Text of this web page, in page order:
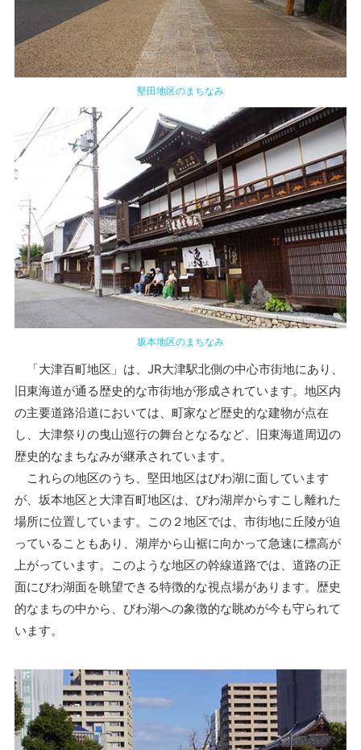
堅田地区のまちなみ
坂本地区のまちなみ
「大津百町地区」は、JR大津駅北側の中心市街地にあり、
旧東海道が通る歴史的な市街地が形成されています。地区内
の主要道路沿道においては、町家など歴史的な建物が点在
し、大津祭りの曳山巡行の舞台となるなど、旧東海道周辺の
歴史的なまちなみが継承されています。
これらの地区のうち、堅田地区はびわ湖に面しています
が、坂本地区と大津百町地区は、びわ湖岸からすこし離れた
場所に位置しています。この２地区では、市街地に丘陵が迫
っていることもあり、湖岸から山裾に向かって急速に標高が
上がっています。このような地区の幹線道路では、道路の正
面にびわ湖面を眺望できる特徴的な視点場があります。歴史
的なまちの中から、びわ湖への象徴的な眺めが今も守られて
います。